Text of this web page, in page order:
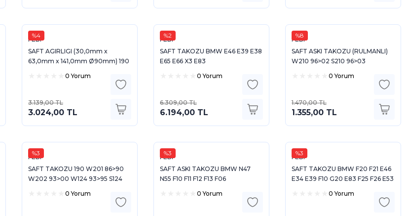
%4
FEBI
SAFT AGIRLIGI (30,0mm x
63,0mm x 141,0mm Ø90mm) 190
0 Yorum
3.139,00 TL
3.024,00 TL
%2
FEBI
SAFT TAKOZU BMW E46 E39 E38
E65 E66 X3 E83
0 Yorum
6.309,00 TL
6.194,00 TL
%8
FEBI
SAFT ASKI TAKOZU (RULMANLI)
W210 96>02 S210 96>03
0 Yorum
1.470,00 TL
1.355,00 TL
%3
FEBI
SAFT TAKOZU 190 W201 86>90
W202 93>00 W124 93>95 S124
0 Yorum
%3
FEBI
SAFT ASKI TAKOZU BMW N47
N55 F10 F11 F12 F13 F06
0 Yorum
%3
FEBI
SAFT TAKOZU BMW F20 F21 E46
E34 E39 F10 G20 E83 F25 F26 E53
0 Yorum